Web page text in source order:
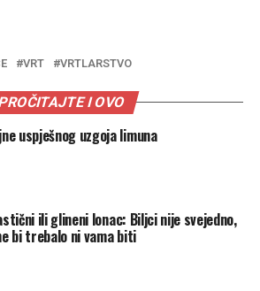
VRT VRTLARSTVO
I OVO
uspješnog uzgoja limuna
ili glineni lonac: Biljci nije svejedno,
bi trebalo ni vama biti